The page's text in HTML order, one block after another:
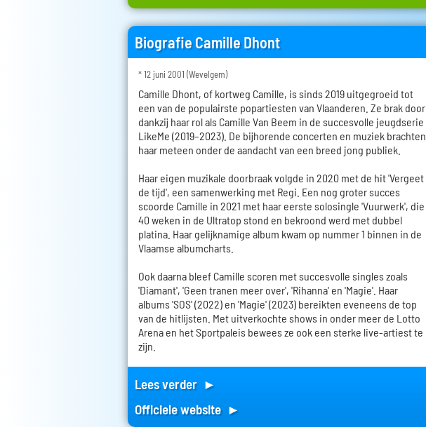
Biografie Camille Dhont
* 12 juni 2001 (Wevelgem)
Camille Dhont, of kortweg Camille, is sinds 2019 uitgegroeid tot
een van de populairste popartiesten van Vlaanderen. Ze brak door
dankzij haar rol als Camille Van Beem in de succesvolle jeugdserie
LikeMe (2019–2023). De bijhorende concerten en muziek brachten
haar meteen onder de aandacht van een breed jong publiek.
Haar eigen muzikale doorbraak volgde in 2020 met de hit 'Vergeet
de tijd', een samenwerking met Regi. Een nog groter succes
scoorde Camille in 2021 met haar eerste solosingle 'Vuurwerk', die
40 weken in de Ultratop stond en bekroond werd met dubbel
platina. Haar gelijknamige album kwam op nummer 1 binnen in de
Vlaamse albumcharts.
Ook daarna bleef Camille scoren met succesvolle singles zoals
'Diamant', 'Geen tranen meer over', 'Rihanna' en 'Magie'. Haar
albums 'SOS' (2022) en 'Magie' (2023) bereikten eveneens de top
van de hitlijsten. Met uitverkochte shows in onder meer de Lotto
Arena en het Sportpaleis bewees ze ook een sterke live-artiest te
zijn.
Lees verder ►
Officiele website ►